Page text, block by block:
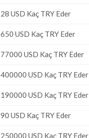
28 USD Kaç TRY Eder
650 USD Kaç TRY Eder
77000 USD Kaç TRY Eder
400000 USD Kaç TRY Eder
190000 USD Kaç TRY Eder
90 USD Kaç TRY Eder
250000 USD Kaç TRY Eder